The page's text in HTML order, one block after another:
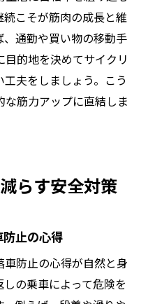
こそが筋肉の成長と維
通勤や買い物の移動手
的地を決めてサイクリ
夫をしましょう。こう
な筋力アップに直結しま
らす安全対策
防止の心得
車防止の心得が自然と身
の乗車によって危険を